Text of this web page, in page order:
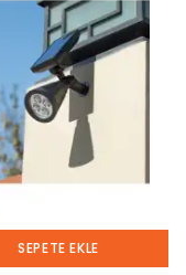
SEPETE EKLE